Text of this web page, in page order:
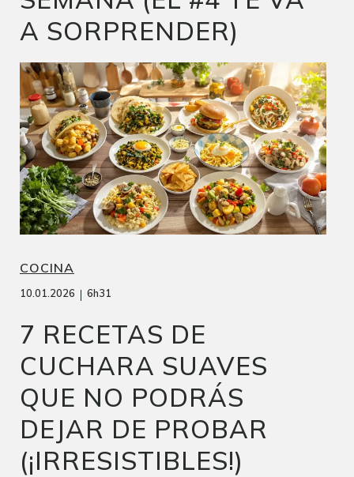
A SORPRENDER)
COCINA
10.01.2026 | 6h31
7 RECETAS DE
CUCHARA SUAVES
QUE NO PODRÁS
DEJAR DE PROBAR
(¡IRRESISTIBLES!)